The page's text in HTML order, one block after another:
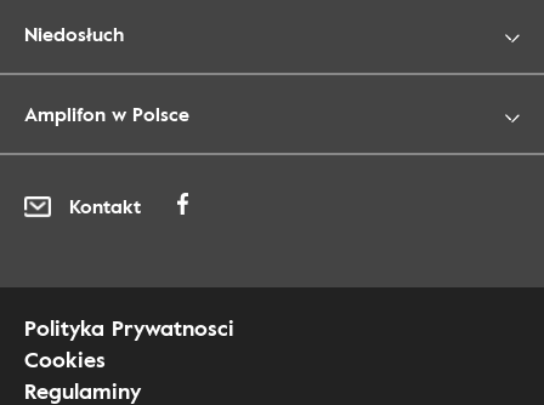
Niedosłuch
Amplifon w Polsce
Kontakt
Polityka Prywatnosci
Cookies
Regulaminy